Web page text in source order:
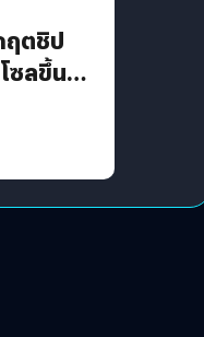
ฤตชิป
ซลขึ้น